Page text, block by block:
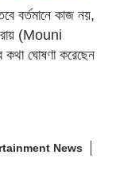
বর্তমানে কাজ নয়,
রায় (Mouni
কথা ঘোষণা করেছেন
News